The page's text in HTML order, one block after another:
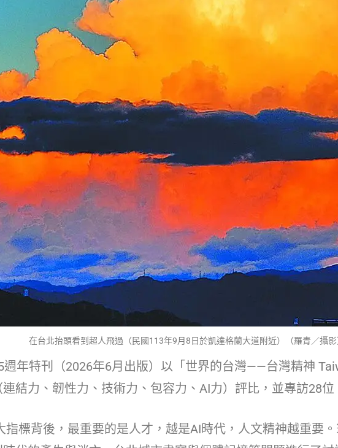
在台北抬頭看到超人飛過（民國113年9月8日於凱達格蘭大道附近）（羅青／攝
週年特刊（2026年6月出版）以「世界的台灣——台灣精神
結力、韌性力、技術力、包容力、 AI力）評比，並專訪28位
標背後，最重要的是人才，越是AI時代，人文精神越重要